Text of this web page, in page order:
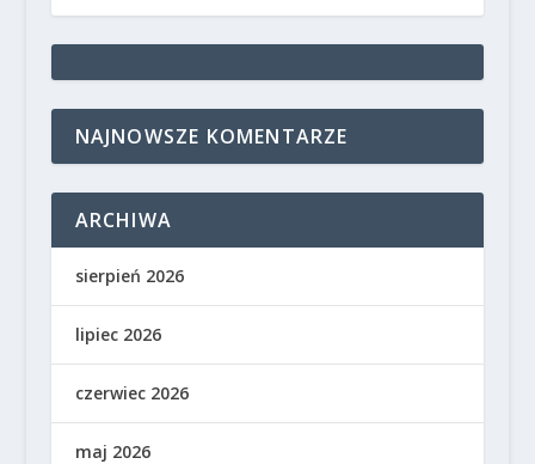
NAJNOWSZE KOMENTARZE
ARCHIWA
sierpień 2026
lipiec 2026
czerwiec 2026
maj 2026